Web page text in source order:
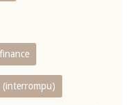
(interrompu)